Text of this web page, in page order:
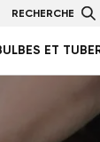
RECHERCHE
ET